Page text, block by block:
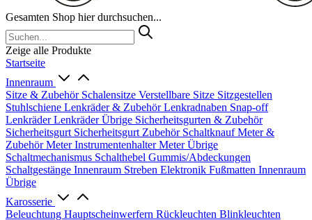
Gesamten Shop hier durchsuchen...
Zeige alle Produkte
Startseite
Innenraum
Sitze & Zubehör Schalensitze Verstellbare Sitze Sitzgestellen
Stuhlschiene Lenkräder & ZubehörLenkradnaben Snap-off
LenkräderLenkräder Übrige Sicherheitsgurten & Zubehör
Sicherheitsgurt Sicherheitsgurt Zubehör SchaltknaufMeter &
ZubehörMeterInstrumentenhalterMeter Übrige
Schaltmechanismus Schalthebel Gummis/Abdeckungen
Schaltgestänge Innenraum Streben Elektronik Fußmatten Innenraum
Übrige
Karosserie
Beleuchtung Hauptscheinwerfern Rückleuchten Blinkleuchten